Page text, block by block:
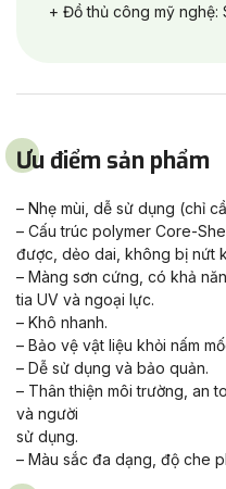
+ Đồ thủ công mỹ
Ưu điểm sản phẩm
– Nhẹ mùi, dễ sử dụng (chỉ
– Cấu trúc polymer Core-
được, dẻo dai, không bị nứt
– Màng sơn cứng, có khả
tia UV và ngoại lực.
– Khô nhanh.
– Bảo vệ vật liệu khỏi nấm
– Dễ sử dụng và bảo quản.
– Thân thiện môi trường, an
và người
sử dụng.
– Màu sắc đa dạng, độ che